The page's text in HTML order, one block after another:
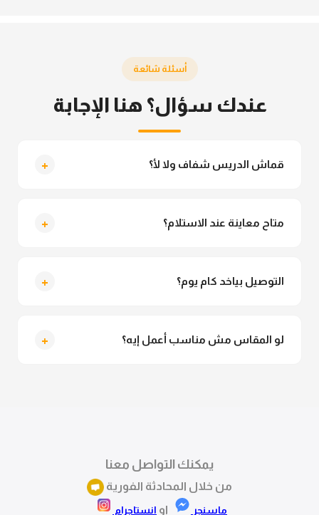
أسئلة شائعة
عندك سؤال؟ هنا الإجابة
قماش الدريس شفاف ولا لأ؟ +
متاح معاينة عند الاستلام؟ +
التوصيل بياخد كام يوم؟ +
لو المقاس مش مناسب أعمل إيه؟ +
يمكنك التواصل معنا
من خلال المحادثة الفورية
ماسنجر او انستاجرام